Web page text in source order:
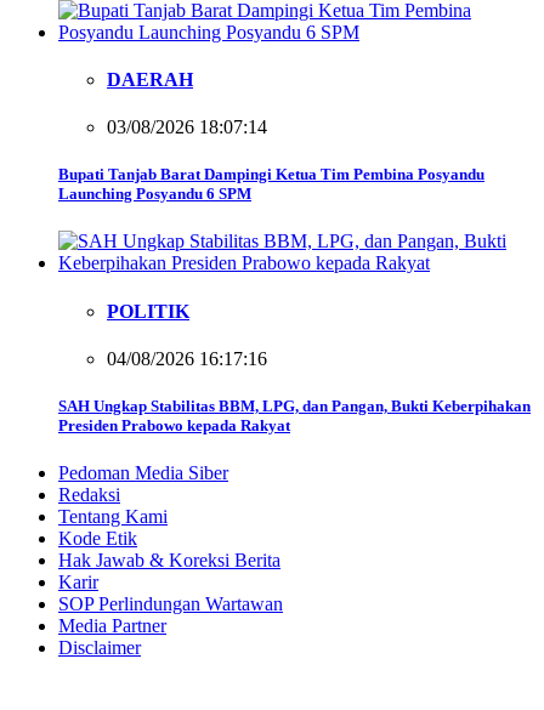
DAERAH
03/08/2026 18:07:14
Bupati Tanjab Barat Dampingi Ketua Tim Pembina Posyandu
Launching Posyandu 6 SPM
POLITIK
04/08/2026 16:17:16
SAH Ungkap Stabilitas BBM, LPG, dan Pangan, Bukti Keberpihakan
Presiden Prabowo kepada Rakyat
Pedoman Media Siber
Redaksi
Tentang Kami
Kode Etik
Hak Jawab & Koreksi Berita
Karir
SOP Perlindungan Wartawan
Media Partner
Disclaimer